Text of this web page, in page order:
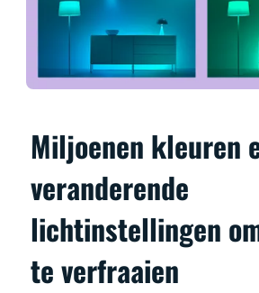
Miljoenen kleuren
veranderende
lichtinstellingen
te verfraaien